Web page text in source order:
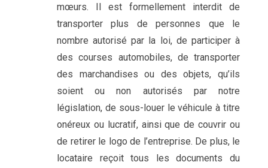
mœurs. Il est formellement interdit de
transporter plus de personnes que le
nombre autorisé par la loi, de participer à
des courses automobiles, de transporter
des marchandises ou des objets, qu’ils
soient ou non autorisés par notre
législation, de sous-louer le véhicule à titre
onéreux ou lucratif, ainsi que de couvrir ou
de retirer le logo de l’entreprise. De plus, le
locataire reçoit tous les documents du